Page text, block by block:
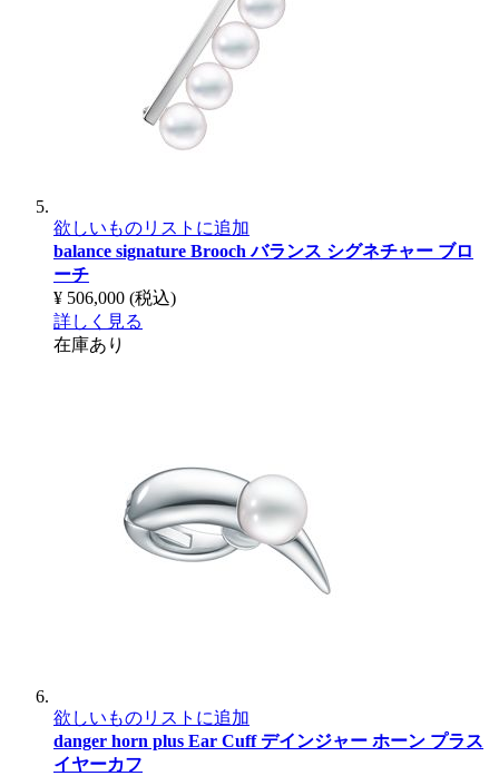
欲しいものリストに追加
balance signature Broochバランス シグネチャー ブロ
ーチ
¥ 506,000 (税込)
詳しく見る
在庫あり
欲しいものリストに追加
danger horn plus Ear Cuffデインジャー ホーン プラス
イヤーカフ